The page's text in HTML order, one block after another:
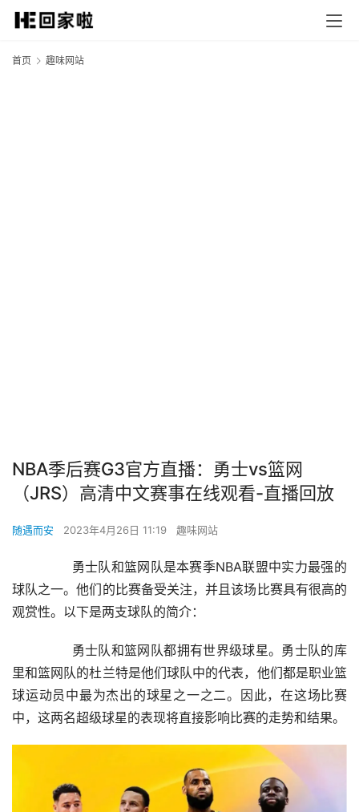
首页 趣味网站
NBA季后赛G3官方直播：勇士vs篮网
（JRS）高清中文赛事在线观看-直播回放
随遇而安 2023年4月26日 11:19 趣味网站
球队之一。他们的比赛备受关注，并且该场比赛具有很高的
观赏性。以下是两支球队的简介：
里和篮网队的杜兰特是他们球队中的代表，他们都是职业篮
球运动员中最为杰出的球星之一之二。因此，在这场比赛
中，这两名超级球星的表现将直接影响比赛的走势和结果。